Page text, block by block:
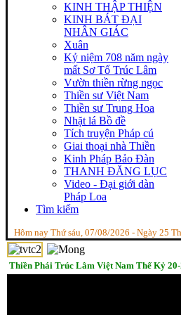
KINH THẬP THIỆN
KINH BÁT ĐẠI
NHÂN GIÁC
Xuân
Kỷ niệm 708 năm ngày
mất Sơ Tổ Trúc Lâm
Vườn thiền rừng ngọc
Thiền sư Việt Nam
Thiền sư Trung Hoa
Nhặt lá Bồ đề
Tích truyện Pháp cú
Giai thoại nhà Thiền
Kinh Pháp Bảo Đàn
THANH ĐĂNG LỤC
Video - Đại giới dàn
Pháp Loa
Tìm kiếm
Hôm nay Thứ sáu, 07/08/2026 - Ngày 25
Thiền Phái Trúc Lâm Việt Nam Thế Kỷ